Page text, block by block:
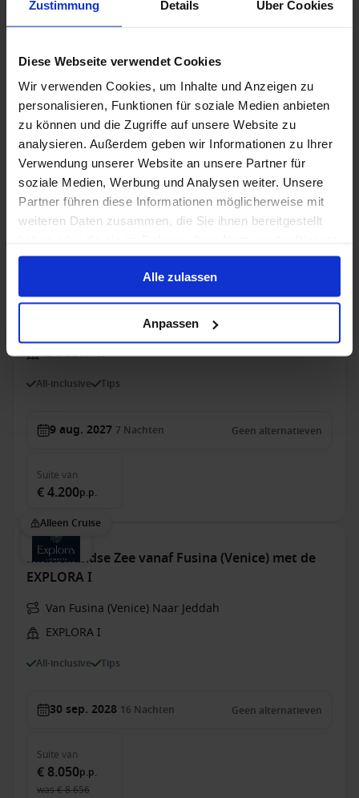
Zustimmung Details Über Cookies
Diese Webseite verwendet Cookies
Wir verwenden Cookies, um Inhalte und Anzeigen zu
personalisieren, Funktionen für soziale Medien anbieten
zu können und die Zugriffe auf unsere Website zu
analysieren. Außerdem geben wir Informationen zu Ihrer
Verwendung unserer Website an unsere Partner für
soziale Medien, Werbung und Analysen weiter. Unsere
Partner führen diese Informationen möglicherweise mit
weiteren Daten zusammen, die Sie ihnen bereitgestellt
gesammelt haben.
Alle zulassen
Anpassen
All-inclusive Tips
Boek nu en ontvang tot $ 1000 boordtegoed!
19 jun. 2028
Binnenhutvan
€ 2.689p.p.
was
€ 2.831
Buitenhut van
€ 3.009p.p.
was
€ 3.167
Balkonhutvan
€ 3.509p.p.
was € 3.694
Alleen Cruise
Oostelijke Middellandse Zee vanaf Athene
(Piraeus), Griekenland met de EXPLORA II
EXPLORA II
All-inclusive Tips
9 aug. 2027 7 Nachten Geen alternatieven
Suite van
€ 4.200p.p.
Alleen Cruise
Middellandse Zee vanaf Fusina (Venice) met de
EXPLORA I
Van Fusina (Venice) Naar Jeddah
EXPLORA I
All-inclusive Tips
30 sep. 2028 16 Nachten Geen alternatieven
Suite van
€ 8.050p.p.
was€ 8.656